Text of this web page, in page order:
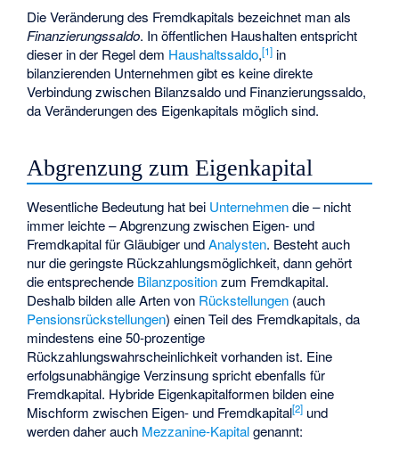
Die Veränderung des Fremdkapitals bezeichnet man als
Finanzierungssaldo. In öffentlichen Haushalten entspricht
dieser in der Regel dem Haushaltssaldo,[1] in
bilanzierenden Unternehmen gibt es keine direkte
Verbindung zwischen Bilanzsaldo und Finanzierungssaldo,
da Veränderungen des Eigenkapitals möglich sind.
Abgrenzung zum Eigenkapital
Wesentliche Bedeutung hat bei Unternehmendie – nicht
immer leichte – Abgrenzung zwischen Eigen- und
Fremdkapital für Gläubiger undAnalysten. Besteht auch
nur die geringste Rückzahlungsmöglichkeit, dann gehört
die entsprechende Bilanzpositionzum Fremdkapital.
Deshalb bilden alle Arten von Rückstellungen (auch
Pensionsrückstellungen) einen Teil des Fremdkapitals, da
mindestens eine 50-prozentige
Rückzahlungswahrscheinlichkeit vorhanden ist. Eine
erfolgsunabhängige Verzinsung spricht ebenfalls für
Fremdkapital. Hybride Eigenkapitalformen bilden eine
Mischform zwischen Eigen- und Fremdkapital[2] und
werden daher auch Mezzanine-Kapitalgenannt: